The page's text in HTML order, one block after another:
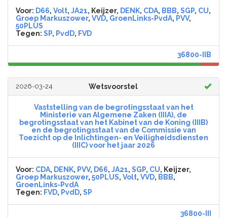
Voor: D66, Volt, JA21, Keijzer, DENK, CDA, BBB, SGP, CU,
Groep Markuszower, VVD, GroenLinks-PvdA, PVV,
50PLUS
Tegen: SP, PvdD, FVD
36800-IIB
2026-03-24 Wetsvoorstel
Vaststelling van de begrotingsstaat van het
Ministerie van Algemene Zaken (IIIA), de
begrotingsstaat van het Kabinet van de Koning (IIIB)
en de begrotingsstaat van de Commissie van
Toezicht op de Inlichtingen- en Veiligheidsdiensten
(IIIC) voor het jaar 2026
Voor: CDA, DENK, PVV, D66, JA21, SGP, CU, Keijzer,
Groep Markuszower, 50PLUS, Volt, VVD, BBB,
GroenLinks-PvdA
Tegen: FVD, PvdD, SP
36800-III